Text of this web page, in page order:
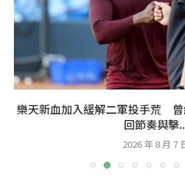
樂天新血加入緩解二軍投手荒
回節奏與擊
2026 年 8 月 7